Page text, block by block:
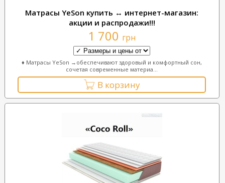
Матрасы YeSon купить ↔ интернет-магазин:
акции и распродажи!!!
1 700 грн
♦ Матрасы YeSon →обеспечивают здоровый и комфортный сон,
сочетая современные материа...
В корзину